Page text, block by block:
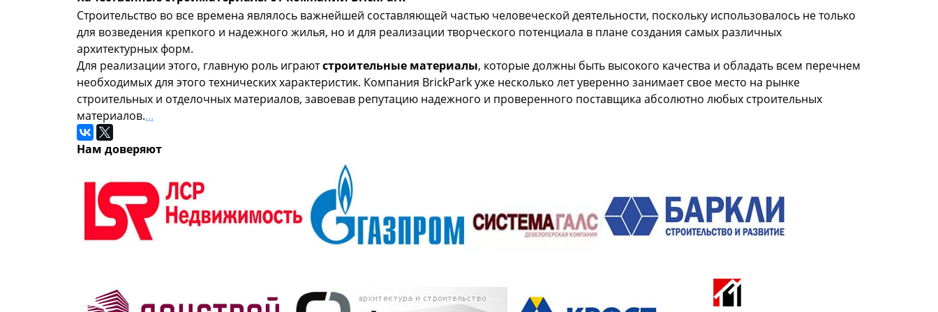
Строительство во все времена являлось важнейшей составляющей частью человеческой деятельности, поскольку использовалось не только
для возведения крепкого и надежного жилья, но и для реализации творческого потенциала в плане создания самых различных
архитектурных форм.
Для реализации этого, главную роль играютстроительные материалы, которые должны быть высокого качества и обладать всем перечнем
необходимых для этого технических характеристик. Компания BrickPark уже несколько лет уверенно занимает свое место на рынке
строительных и отделочных материалов, завоевав репутацию надежного и проверенного поставщика абсолютно любых строительных
материалов....
Нам доверяют